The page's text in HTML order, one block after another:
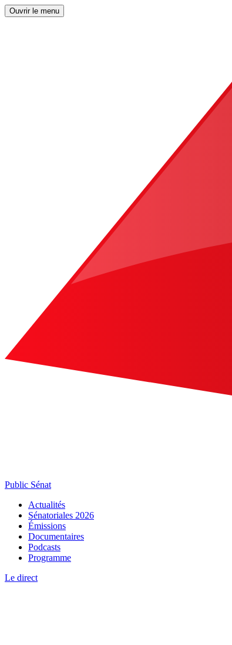
Ouvrir le menu
Public Sénat
Actualités
Sénatoriales 2026
Émissions
Documentaires
Podcasts
Programme
Le direct